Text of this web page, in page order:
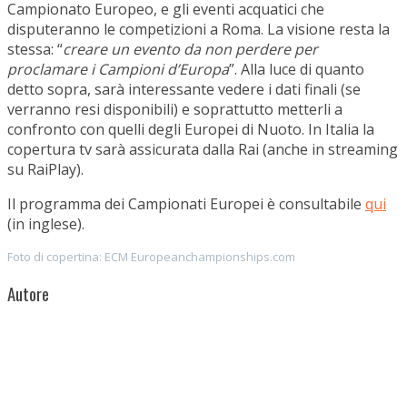
Campionato Europeo, e gli eventi acquatici che
disputeranno le competizioni a Roma. La visione resta la
stessa: “creare un evento da non perdere per
proclamare i Campioni d’Europa”. Alla luce di quanto
detto sopra, sarà interessante vedere i dati finali (se
verranno resi disponibili) e soprattutto metterli a
confronto con quelli degli Europei di Nuoto. In Italia la
copertura tv sarà assicurata dalla Rai (anche in streaming
su RaiPlay).
Il programma dei Campionati Europei è consultabile qui
(in inglese).
Foto di copertina: ECM Europeanchampionships.com
Autore